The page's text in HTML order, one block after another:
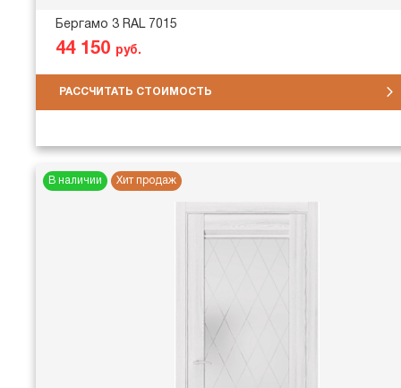
Бергамо 3 RAL 7015
44 150 руб.
РАССЧИТАТЬ СТОИМОСТЬ
В наличии Хит продаж